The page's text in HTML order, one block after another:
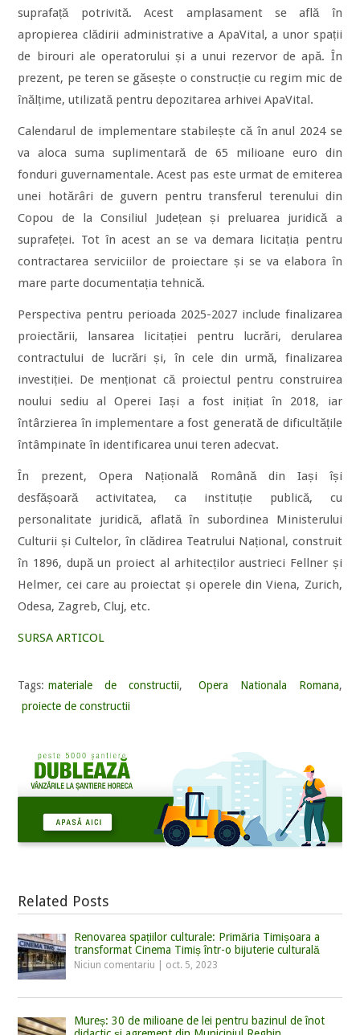
suprafață potrivită. Acest amplasament se află în
apropierea clădirii administrative a ApaVital, a unor spații
de birouri ale operatorului și a unui rezervor de apă. În
prezent, pe teren se găsește o construcție cu regim mic de
înălțime, utilizată pentru depozitarea arhivei ApaVital.
Calendarul de implementare stabilește că în anul 2024 se
va aloca suma suplimentară de 65 milioane euro din
fonduri guvernamentale. Acest pas este urmat de emiterea
unei hotărâri de guvern pentru transferul terenului din
Copou de la Consiliul Județean și preluarea juridică a
suprafeței. Tot în acest an se va demara licitația pentru
contractarea serviciilor de proiectare și se va elabora în
mare parte documentația tehnică.
Perspectiva pentru perioada 2025-2027 include finalizarea
proiectării, lansarea licitației pentru lucrări, derularea
contractului de lucrări și, în cele din urmă, finalizarea
investiției. De menționat că proiectul pentru construirea
noului sediu al Operei Iași a fost inițiat în 2018, iar
întârzierea în implementare a fost generată de dificultățile
întâmpinate în identificarea unui teren adecvat.
În prezent, Opera Națională Română din Iași își
desfășoară activitatea, ca instituție publică, cu
personalitate juridică, aflată în subordinea Ministerului
Culturii și Cultelor, în clădirea Teatrului Național, construit
în 1896, după un proiect al arhitecților austrieci Fellner și
Helmer, cei care au proiectat și operele din Viena, Zurich,
Odesa, Zagreb, Cluj, etc.
SURSA ARTICOL
Tags: materiale de constructii, Opera Nationala Romana,
proiecte de constructii
Related Posts
Renovarea spațiilor culturale: Primăria Timișoara a
transformat Cinema Timiș într-o bijuterie culturală
Niciun comentariu oct. 5, 2023
Mureș: 30 de milioane de lei pentru bazinul de înot